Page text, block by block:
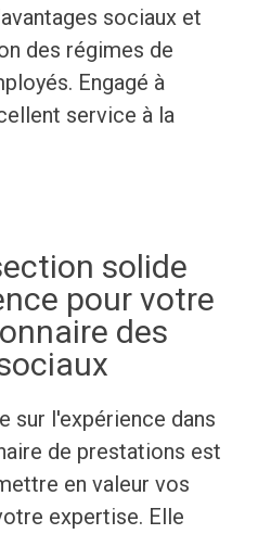
sociaux et
des régimes de
Engagé à
service à la
solide
pour votre
des
sur l'expérience dans
de prestations est
en valeur vos
expertise. Elle